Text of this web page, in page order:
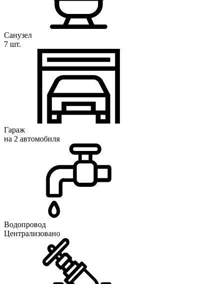
Санузел
7 шт.
Гараж
на 2 автомобиля
Водопровод
Централизовано